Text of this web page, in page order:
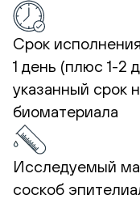
Срок исполнения
1 день (плюс 1-2
указанный срок
биоматериала
Исследуемый
соскоб